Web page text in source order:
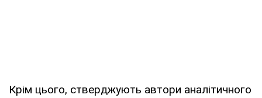
Крім цього, стверджують автори аналітичного